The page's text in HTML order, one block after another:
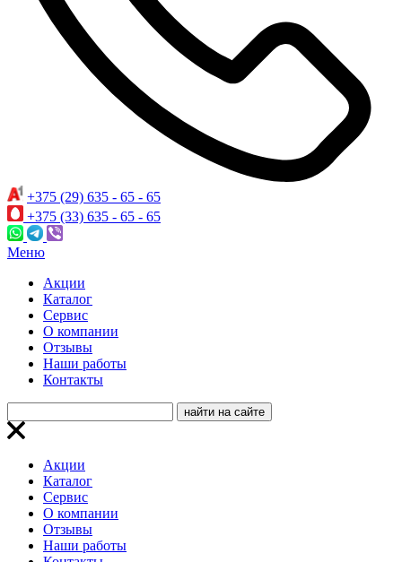
+375 (29) 635 - 65 - 65
+375 (33) 635 - 65 - 65
Меню
Акции
Каталог
Сервис
О компании
Отзывы
Наши работы
Контакты
Акции
Каталог
Сервис
О компании
Отзывы
Наши работы